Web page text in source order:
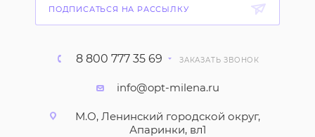
ПОДПИСАТЬСЯ НА РАССЫЛКУ
8 800 777 35 69 ЗАКАЗАТЬ ЗВОНОК
info@opt-milena.ru
М.О, Ленинский городской округ,
Апаринки, вл1